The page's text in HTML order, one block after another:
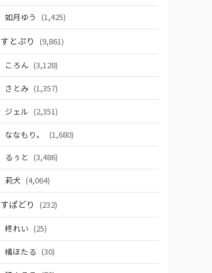
如月ゆう (1,425)
すとぷり (9,861)
ころん (3,128)
さとみ (1,357)
ジェル (2,351)
ななもり。
(1,680)
るぅと (3,486)
莉犬 (4,064)
すぱどり (232)
柊れい (25)
橘ほたる (30)